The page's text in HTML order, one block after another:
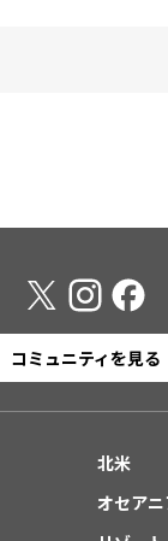
コミュニティを見る
北米
オセア